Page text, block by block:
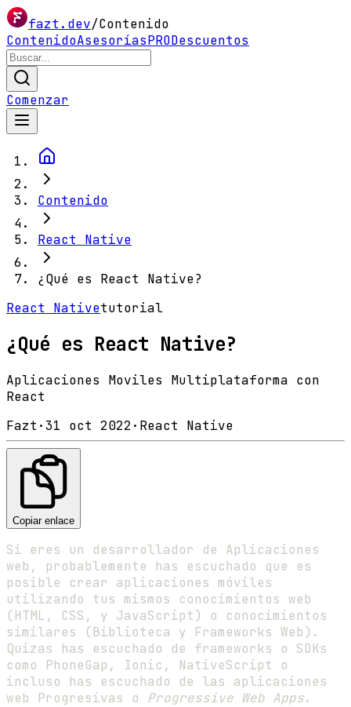
fazt.dev/Contenido
ContenidoAsesoríasPRODescuentos
Comenzar
Contenido
React Native
¿Qué es React Native?
React Nativetutorial
¿Qué es React Native?
Aplicaciones Moviles Multiplataforma con
React
Fazt ·31 oct 2022 · React Native
Copiar enlace
Si eres un desarrollador de Aplicaciones
web, probablemente has escuchado que es
posible crear aplicaciones móviles
utilizando tus mismos conocimientos web
(HTML, CSS, y JavaScript) o conocimientos
similares (Biblioteca y Frameworks Web).
Quizas has escuchado de frameworks o SDKs
como PhoneGap, Ionic, NativeScript o
incluso has escuchado de las aplicaciones
web Progresivas o Progressive Web Apps.